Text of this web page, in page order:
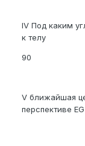
IV Под каким
к телу
90
V ближайшая
перспективе EG